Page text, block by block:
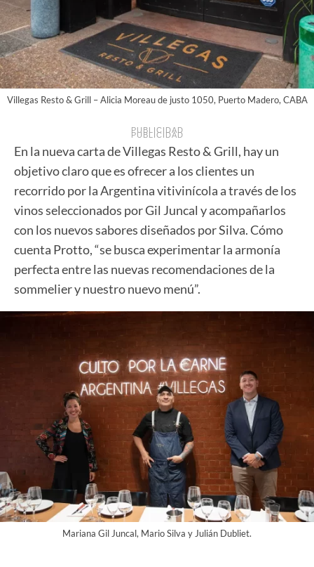
Villegas Resto & Grill – Alicia Moreau de justo 1050, Puerto Madero, CABA
PUBLICIDAD
PUBLICIDAD
En la nueva carta de Villegas Resto & Grill, hay un
objetivo claro que es ofrecer a los clientes un
recorrido por la Argentina vitivinícola a través de los
vinos seleccionados por Gil Juncal y acompañarlos
con los nuevos sabores diseñados por Silva. Cómo
cuenta Protto, “se busca experimentar la armonía
perfecta entre las nuevas recomendaciones de la
sommelier y nuestro nuevo menú”.
Mariana Gil Juncal, Mario Silva y Julián Dubliet.